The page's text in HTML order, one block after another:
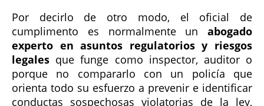
Por decirlo de otro modo, el oficial de
cumplimento es normalmente un abogado
experto en asuntos regulatorios y riesgos
legales que funge como inspector, auditor o
porque no compararlo con un policía que
orienta todo su esfuerzo a prevenir e identificar
conductas sospechosas violatorias de la ley,